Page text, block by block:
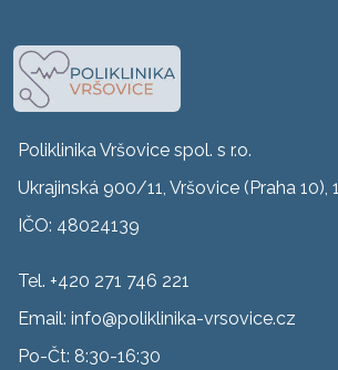
Poliklinika Vršovice spol. s r.o.
Ukrajinská 900/11, Vršovice (Praha 10),
IČO: 48024139
Tel. +420 271 746 221
Email: info@poliklinika-vrsovice.cz
Po-Čt: 8:30-16:30